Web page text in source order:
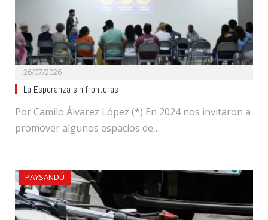
26/07/2026
La Esperanza sin fronteras
Por Camilo Álvarez López (*) En 2024 nos invitaron a
promover algunos espacios de…
PAYSANDÚ